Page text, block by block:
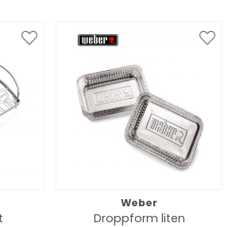
Weber
Droppform liten